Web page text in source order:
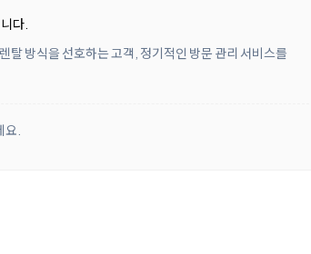
다.
탈 방식을 선호하는 고객, 정기적인 방문 관리 서비스를
.